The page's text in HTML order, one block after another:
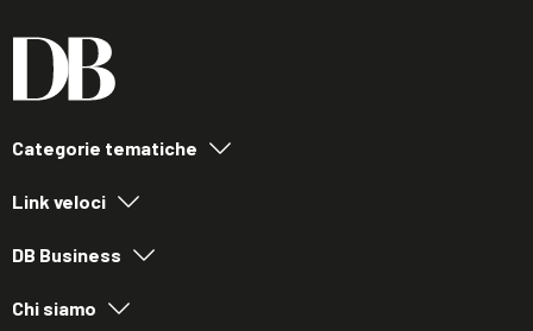
Categorie tematiche
Link veloci
DB Business
Chi siamo